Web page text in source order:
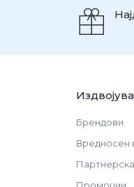
Брендови
Вредносен